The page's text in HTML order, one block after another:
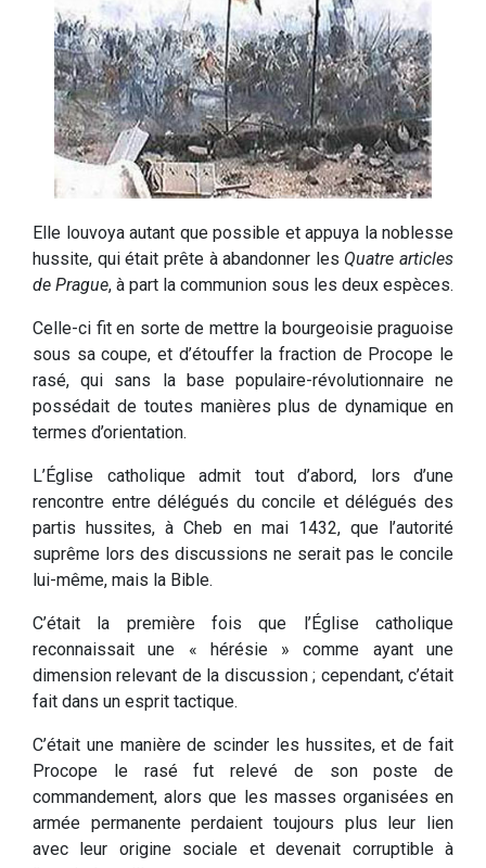
Elle louvoya autant que possible et appuya la noblesse
hussite, qui était prête à abandonner les Quatre articles
de Prague, à part la communion sous les deux espèces.
Celle-ci fit en sorte de mettre la bourgeoisie praguoise
sous sa coupe, et d’étouffer la fraction de Procope le
rasé, qui sans la base populaire-révolutionnaire ne
possédait de toutes manières plus de dynamique en
termes d’orientation.
L’Église catholique admit tout d’abord, lors d’une
rencontre entre délégués du concile et délégués des
partis hussites, à Cheb en mai 1432, que l’autorité
suprême lors des discussions ne serait pas le concile
lui-même, mais la Bible.
C’était la première fois que l’Église catholique
reconnaissait une « hérésie » comme ayant une
dimension relevant de la discussion ; cependant, c’était
fait dans un esprit tactique.
C’était une manière de scinder les hussites, et de fait
Procope le rasé fut relevé de son poste de
commandement, alors que les masses organisées en
armée permanente perdaient toujours plus leur lien
avec leur origine sociale et devenait corruptible à